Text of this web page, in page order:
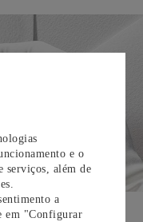
e o
serviços, além de
a
em "Configurar